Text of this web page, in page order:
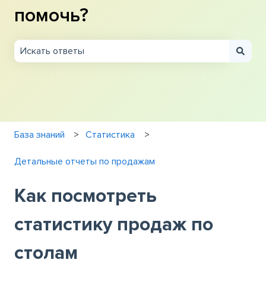
помочь?
База знаний Статистика
Детальные отчеты по продажам
Как посмотреть
статистику продаж по
столам